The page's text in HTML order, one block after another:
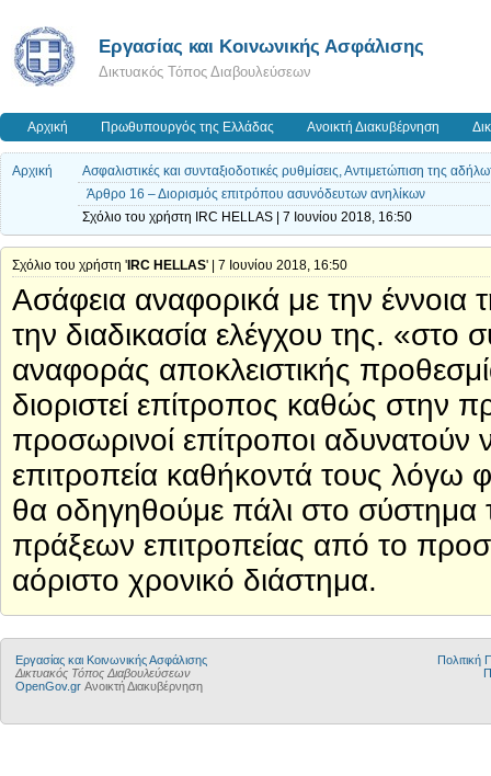
Εργασίας και Κοινωνικής Ασφάλισης
Δικτυακός Τόπος Διαβουλεύσεων
Αρχική Πρωθυπουργός της Ελλάδας Ανοικτή Διακυβέρνηση
Αρχική
Ασφαλιστικές και συνταξιοδοτικές ρυθμίσεις, Αντιμετώπιση της
Άρθρο 16 – Διορισμός επιτρόπου ασυνόδευτων ανηλίκων
Σχόλιο του χρήστη IRC HELLAS | 7 Ιουνίου 2018, 16:50
Σχόλιο του χρήστη ' IRC HELLAS' | 7 Ιουνίου 2018, 16:50
Ασάφεια αναφορικά με την έννοια
την διαδικασία ελέγχου της. «στο
αναφοράς αποκλειστικής
διοριστεί επίτροπος καθώς στην
προσωρινοί επίτροποι αδυνατούν
επιτροπεία καθήκοντά τους λόγω
θα οδηγηθούμε πάλι στο σύστημα
πράξεων επιτροπείας από το
αόριστο χρονικό διάστημα.
Εργασίας και Κοινωνικής Ασφάλισης
Δικτυακός Τόπος Διαβουλεύσεων
OpenGov.gr Ανοικτή Διακυβέρνηση